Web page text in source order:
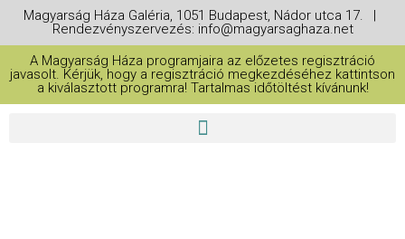
Magyarság Háza Galéria, 1051 Budapest, Nádor utca 17. |
Rendezvényszervezés: info@magyarsaghaza.net
A Magyarság Háza programjaira az előzetes regisztráció
javasolt. Kérjük, hogy a regisztráció megkezdéséhez kattintson
a kiválasztott programra! Tartalmas időtöltést kívánunk!